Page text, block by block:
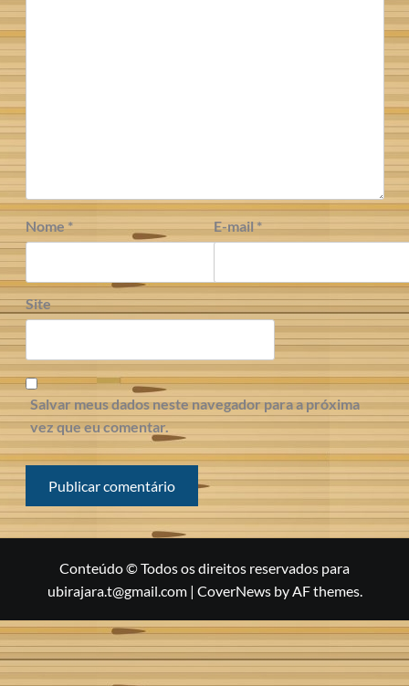
Nome* E-mail*
Site
Salvar meus dados neste navegador para a próxima
vez que eu comentar.
Conteúdo © Todos os direitos reservados para
ubirajara.t@gmail.com | CoverNewsby AF themes.